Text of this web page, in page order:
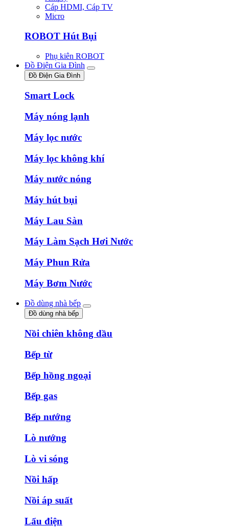
Cáp HDMI, Cáp TV
Micro
ROBOT Hút Bụi
Phụ kiên ROBOT
Đồ Điện Gia Đình
Đồ Điện Gia Đình
Smart Lock
Máy nóng lạnh
Máy lọc nước
Máy lọc không khí
Máy nước nóng
Máy hút bụi
Máy Lau Sàn
Máy Làm Sạch Hơi Nước
Máy Phun Rửa
Máy Bơm Nước
Đồ dùng nhà bếp
Đồ dùng nhà bếp
Nồi chiên không dầu
Bếp từ
Bếp hồng ngoại
Bếp gas
Bếp nướng
Lò nướng
Lò vi sóng
Nồi hấp
Nồi áp suất
Lẩu điện